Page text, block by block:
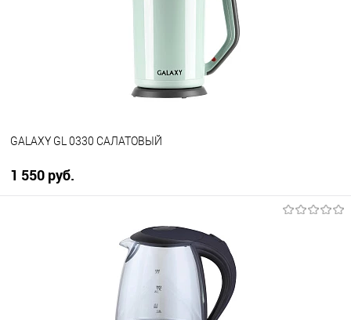
GALAXY GL 0330 САЛАТОВЫЙ
1 550 руб.